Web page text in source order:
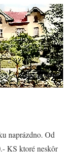
naprázdno. Od
KS ktoré neskôr